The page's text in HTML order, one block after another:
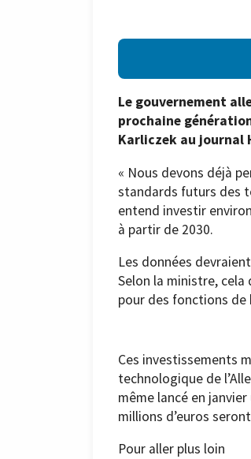
Le gouvernement
prochaine
Karliczek au journal
« Nous devons déjà
standards futurs des
entend investir
à partir de 2030.
Les données
Selon la ministre,
pour des fonctions de
Ces investissements
technologique de
même lancé en
millions d’euros
Pour aller plus loin